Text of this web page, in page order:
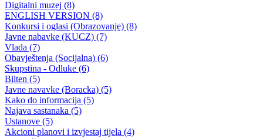
Obavještenje građanima
08.02.2012
Filtriraj rezultate po kategoriji
Vijesti (10480)
Informacije MUP-a (4484)
Izdvajamo (2533)
Video (Dnevnik - nema nista) (1736)
Konkursi i Oglasi (1675)
Javni pozivi (1617)
Sjednice Vlade (1268)
Skupstina - Aktuelnosti i novosti (508)